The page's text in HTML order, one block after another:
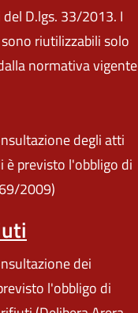
D.lgs. 33/2013. I
riutilizzabili solo
normativa vigente
degli atti
previsto l'obbligo di
2009)
dei
l'obbligo di